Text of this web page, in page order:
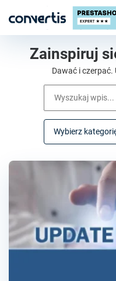
Zainspiruj
Dawać i czerpać.
Wybierz